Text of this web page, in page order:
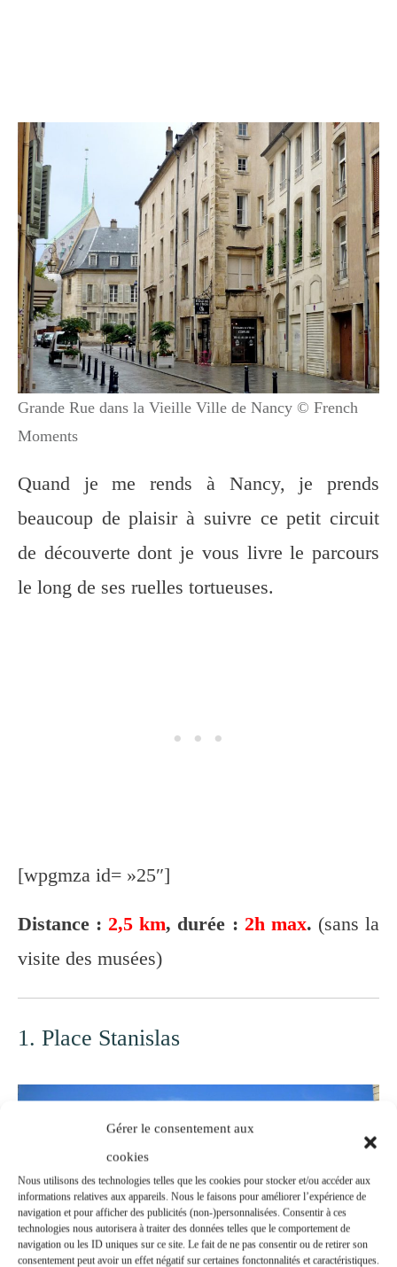
Gérer le consentement aux
cookies
Nous utilisons des technologies telles que les cookies pour stocker et/ou accéder aux
informations relatives aux appareils. Nous le faisons pour améliorer l’expérience de
navigation et pour afficher des publicités (non-)personnalisées. Consentir à ces
technologies nous autorisera à traiter des données telles que le comportement de
navigation ou les ID uniques sur ce site. Le fait de ne pas consentir ou de retirer son
consentement peut avoir un effet négatif sur certaines fonctonnalités et caractéristiques.
Grande Rue dans la Vieille Ville de Nancy © French
Moments
Quand je me rends à Nancy, je prends
beaucoup de plaisir à suivre ce petit circuit
de découverte dont je vous livre le parcours
le long de ses ruelles tortueuses.
[wpgmza id= »25″]
Distance : 2,5 km, durée : 2h max. (sans la
visite des musées)
1. Place Stanislas